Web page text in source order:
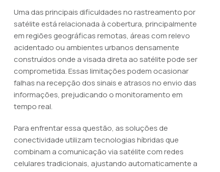
Uma das principais dificuldades no rastreamento por
satélite está relacionada à cobertura, principalmente
em regiões geográficas remotas, áreas com relevo
acidentado ou ambientes urbanos densamente
construídos onde a visada direta ao satélite pode ser
comprometida. Essas limitações podem ocasionar
falhas na recepção dos sinais e atrasos no envio das
informações, prejudicando o monitoramento em
tempo real.
Para enfrentar essa questão, as soluções de
conectividade utilizam tecnologias híbridas que
combinam a comunicação via satélite com redes
celulares tradicionais, ajustando automaticamente a